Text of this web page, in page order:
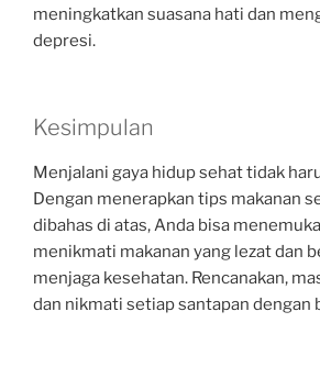
meningkatkan suasana hati dan
depresi.
Kesimpulan
Menjalani gaya hidup sehat tidak
Dengan menerapkan tips makanan
dibahas di atas, Anda bisa
menikmati makanan yang lezat dan
menjaga kesehatan. Rencanakan,
dan nikmati setiap santapan dengan